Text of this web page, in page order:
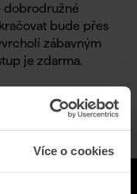
Více o cookies
dobrodružné
bude přes
zábavným
je zdarma.